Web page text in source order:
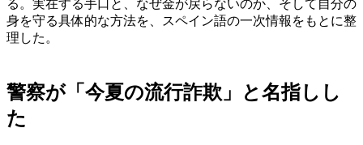
る。実在する手口と、なぜ金が戻らないのか、そして自分の
身を守る具体的な方法を、スペイン語の一次情報をもとに整
理した。
警察が「今夏の流行詐欺」と名指しし
た